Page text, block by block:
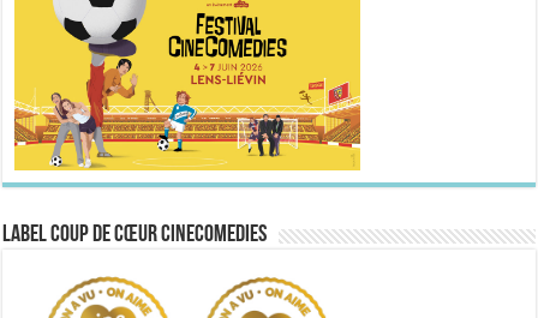
Label Coup de Cœur CineComedies